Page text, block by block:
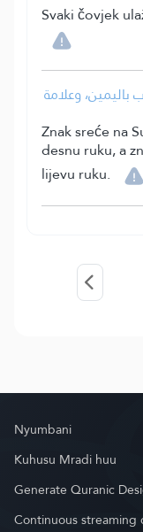
Svaki čovjek
باليمين، وعلامة
Znak sreće na
desnu ruku, a
lijevu ruku.
Nyumbani
Kuhusu Mradi huu
Generate Quranic
Continuous streaming